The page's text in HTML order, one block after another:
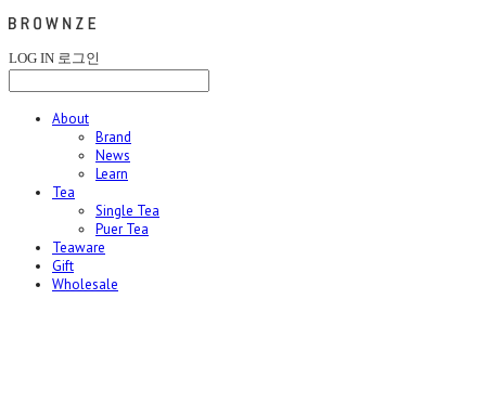
LOG IN 로그인
About
Brand
News
Learn
Tea
Single Tea
Puer Tea
Teaware
Gift
Wholesale